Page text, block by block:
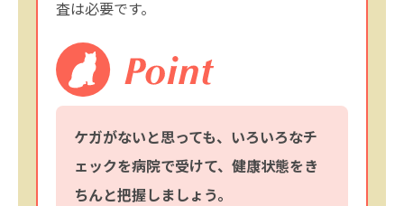
査は必要です。
ケガがないと思っても、いろいろなチ
ェックを病院で受けて、健康状態をき
ちんと把握しましょう。